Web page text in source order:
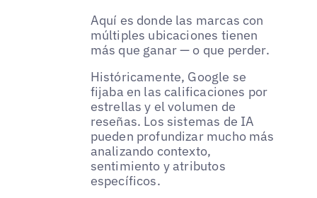
Aquí es donde las marcas con
múltiples ubicaciones tienen
más que ganar — o que perder.
Históricamente, Google se
fijaba en las calificaciones por
estrellas y el volumen de
reseñas. Los sistemas de IA
pueden profundizar mucho más
analizando contexto,
sentimiento y atributos
específicos.